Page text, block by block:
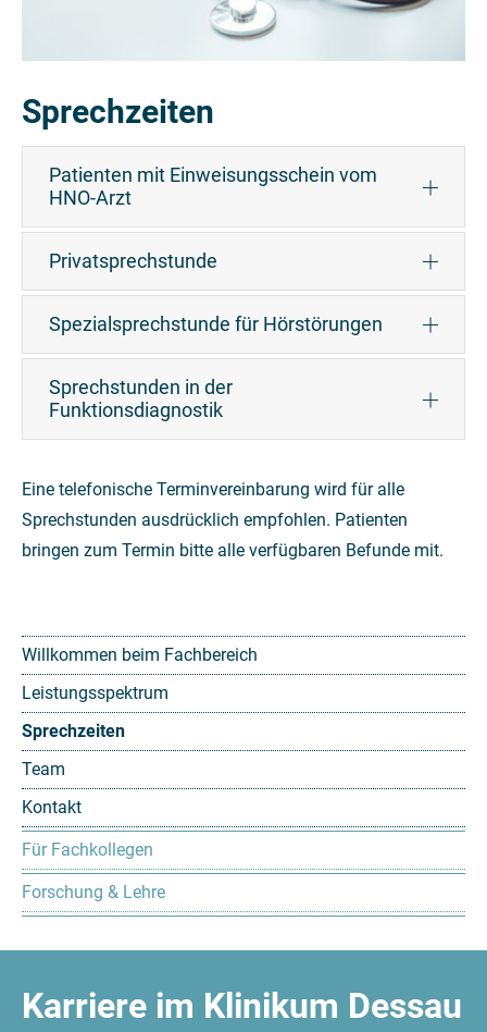
Willkommen beim Fachbereich
Leistungsspektrum
Sprechzeiten
Team
Kontakt
Für Fachkollegen
Forschung & Lehre
Sprechzeiten
Patienten mit Einweisungsschein vom
HNO-Arzt
Privatsprechstunde
Spezialsprechstunde für Hörstörungen
Sprechstunden in der
Funktionsdiagnostik
Eine telefonische Terminvereinbarung wird für alle
Sprechstunden ausdrücklich empfohlen. Patienten
bringen zum Termin bitte alle verfügbaren Befunde mit.
Karriere im Klinikum Dessau